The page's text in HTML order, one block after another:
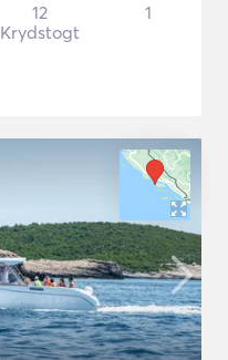
12
Krydstogt
1